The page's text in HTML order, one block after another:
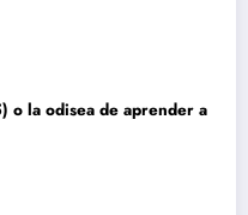
o la odisea de aprender a